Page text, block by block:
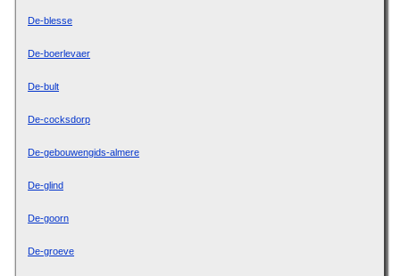
De-blesse
De-boerlevaer
De-bult
De-cocksdorp
De-gebouwengids-almere
De-glind
De-goorn
De-groeve